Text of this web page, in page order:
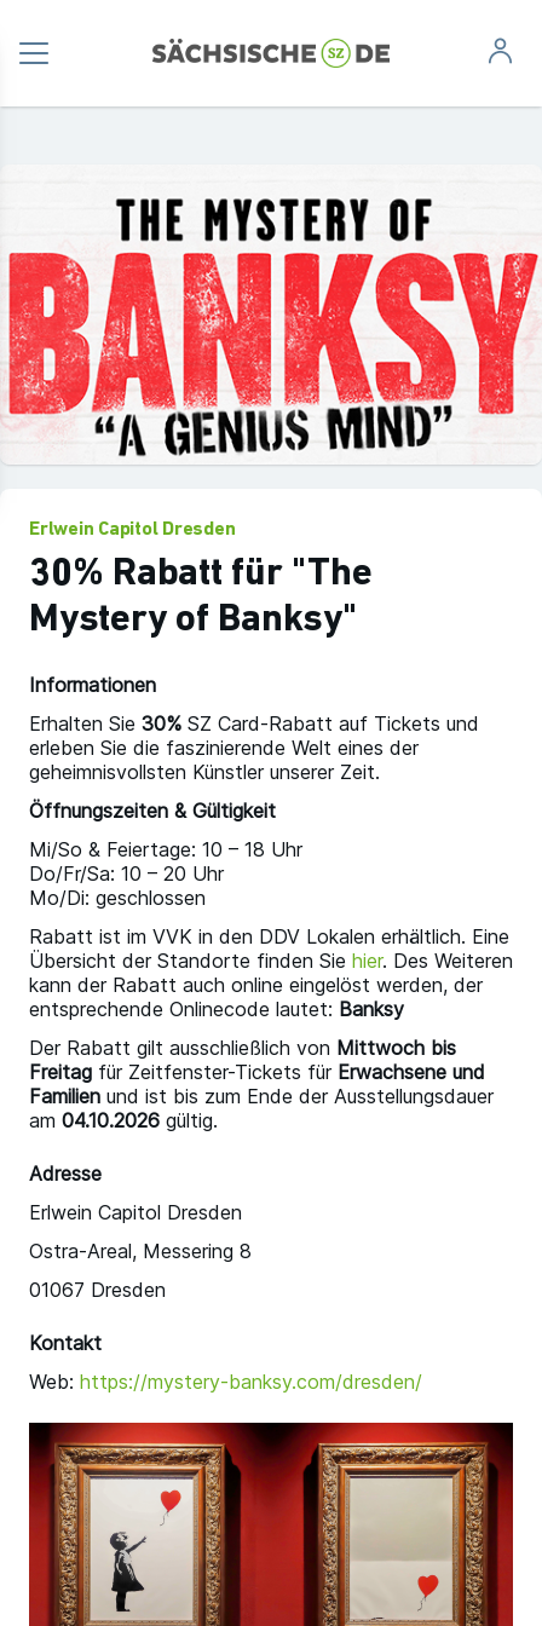
Erlwein Capitol Dresden
30% Rabatt für "The
Mystery of Banksy"
Informationen
Erhalten Sie 30% SZ Card-Rabatt auf Tickets und
erleben Sie die faszinierende Welt eines der
geheimnisvollsten Künstler unserer Zeit.
Öffnungszeiten & Gültigkeit
Mi/So & Feiertage: 10 – 18 Uhr
Do/Fr/Sa: 10 – 20 Uhr
Mo/Di: geschlossen
Rabatt ist im VVK in den DDV Lokalen erhältlich. Eine
Übersicht der Standorte finden Sie hier. Des Weiteren
kann der Rabatt auch online eingelöst werden, der
entsprechende Onlinecode lautet: Banksy
Der Rabatt gilt ausschließlich von Mittwoch bis
Freitag für Zeitfenster-Tickets für Erwachsene und
Familien und ist bis zum Ende der Ausstellungsdauer
am 04.10.2026 gültig.
Adresse
Erlwein Capitol Dresden
Ostra-Areal, Messering 8
01067 Dresden
Kontakt
Web: https://mystery-banksy.com/dresden/